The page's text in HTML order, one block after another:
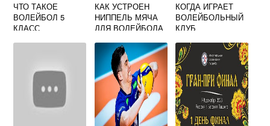
ЧТО ТАКОЕ
ВОЛЕЙБОЛ 5
КЛАСС
КАК УСТРОЕН
НИППЕЛЬ МЯЧА
ДЛЯ ВОЛЕЙБОЛА
КОГДА ИГРАЕТ
ВОЛЕЙБОЛЬНЫЙ
КЛУБ